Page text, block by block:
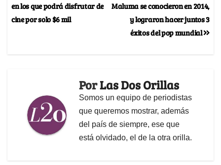
Maluma se conocieron en 2014,
y lograron hacer juntos 3
éxitos del pop mundial
en los que podrá disfrutar de
cine por solo $6 mil
PorLas Dos Orillas
Somos un equipo de periodistas
que queremos mostrar, además
del país de siempre, ese que
está olvidado, el de la otra orilla.